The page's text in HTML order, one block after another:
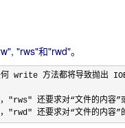
"rws"和"rwd"。
，"rws"
"rwd" 还要求对“文件的内容